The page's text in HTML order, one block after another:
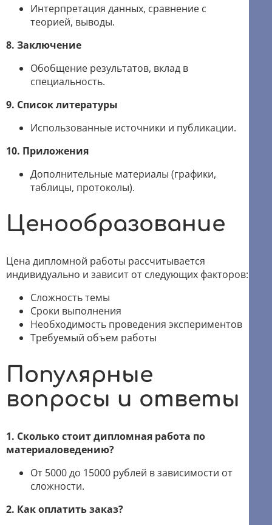
Интерпретация данных, сравнение с
теорией, выводы.
8. Заключение
Обобщение результатов, вклад в
специальность.
9. Список литературы
Использованные источники и публикации.
10. Приложения
Дополнительные материалы (графики,
таблицы, протоколы).
Ценообразование
Цена дипломной работы рассчитывается
индивидуально и зависит от следующих факторов:
Сложность темы
Сроки выполнения
Необходимость проведения экспериментов
Требуемый объем работы
Популярные
вопросы и ответы
1. Сколько стоит дипломная работа по
материаловедению?
От 5000 до 15000 рублей в зависимости от
сложности.
2. Как оплатить заказ?